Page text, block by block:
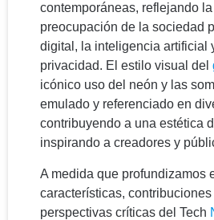
contemporáneas, reflejando la
preocupación de la sociedad
digital, la inteligencia artificial
privacidad. El estilo visual del
icónico uso del neón y las
emulado y referenciado en
contribuyendo a una estética
inspirando a creadores y
A medida que profundizamos
características,
perspectivas críticas del Tech